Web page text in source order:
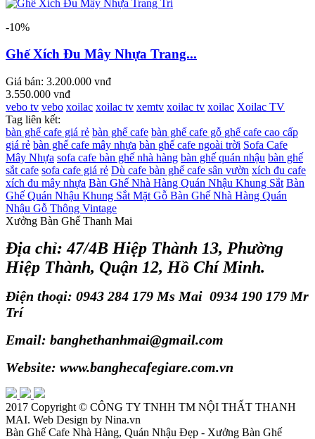
-10%
Ghế Xích Đu Mây Nhựa Trang...
Giá bán: 3.200.000 vnđ
3.550.000 vnđ
vebo tv vebo xoilac xoilac tv xemtv xoilac tv xoilac Xoilac TV
Tag liên kết:
bàn ghế cafe giá rẻ bàn ghế cafe bàn ghế cafe gỗ ghế cafe cao cấp
giá rẻ bàn ghế cafe mây nhựa bàn ghế cafe ngoài trời Sofa Cafe
Mây Nhựa sofa cafe bàn ghế nhà hàng bàn ghế quán nhậu bàn ghế
sắt cafe sofa cafe giá rẻ Dù cafe bàn ghế cafe sân vườn xích đu cafe
xích đu mây nhựa Bàn Ghế Nhà Hàng Quán Nhậu Khung Sắt Bàn
Ghế Quán Nhậu Khung Sắt Mặt Gỗ Bàn Ghế Nhà Hàng Quán
Nhậu Gỗ Thông Vintage
Xưởng Bàn Ghế Thanh Mai
Địa chỉ: 47/4B Hiệp Thành 13, Phường
Hiệp Thành, Quận 12, Hồ Chí Minh.
Điện thoại: 0943 284 179 Ms Mai 0934 190 179 Mr
Trí
Email: banghethanhmai@gmail.com
Website: www.banghecafegiare.com.vn
2017 Copyright © CÔNG TY TNHH TM NỘI THẤT THANH
MAI. Web Design by Nina.vn
Bàn Ghế Cafe Nhà Hàng, Quán Nhậu Đẹp - Xưởng Bàn Ghế